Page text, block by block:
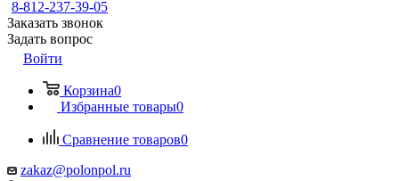
8-812-237-39-05
Заказать звонок
Задать вопрос
Войти
Корзина0
Избранные товары0
Сравнение товаров0
zakaz@polonpol.ru